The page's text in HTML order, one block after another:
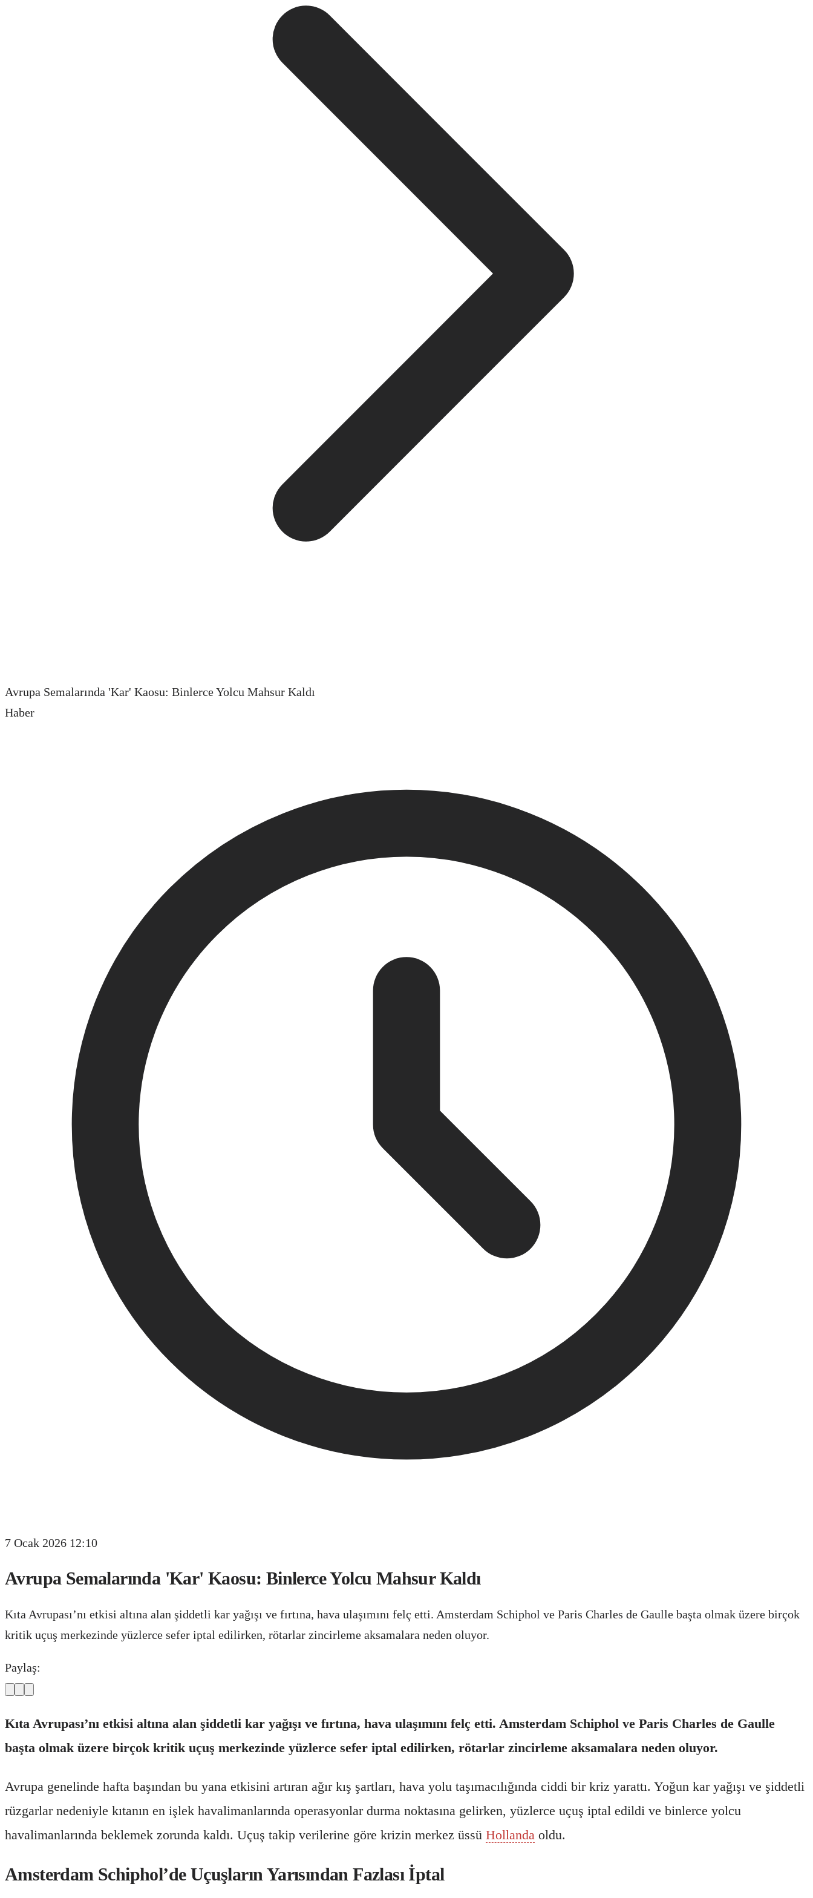
Avrupa Semalarında 'Kar' Kaosu: Binlerce Yolcu Mahsur Kaldı
Haber
7 Ocak 2026 12:10
Avrupa Semalarında 'Kar' Kaosu: Binlerce Yolcu Mahsur Kaldı
Kıta Avrupası’nı etkisi altına alan şiddetli kar yağışı ve fırtına, hava ulaşımını felç etti. Amsterdam Schiphol ve Paris Charles de Gaulle başta olmak üzere birçok
kritik uçuş merkezinde yüzlerce sefer iptal edilirken, rötarlar zincirleme aksamalara neden oluyor.
Paylaş:
Kıta Avrupası’nı etkisi altına alan şiddetli kar yağışı ve fırtına, hava ulaşımını felç etti. Amsterdam Schiphol ve Paris Charles de Gaulle
başta olmak üzere birçok kritik uçuş merkezinde yüzlerce sefer iptal edilirken, rötarlar zincirleme aksamalara neden oluyor.
Avrupa genelinde hafta başından bu yana etkisini artıran ağır kış şartları, hava yolu taşımacılığında ciddi bir kriz yarattı. Yoğun kar yağışı ve şiddetli
rüzgarlar nedeniyle kıtanın en işlek havalimanlarında operasyonlar durma noktasına gelirken, yüzlerce uçuş iptal edildi ve binlerce yolcu
havalimanlarında beklemek zorunda kaldı. Uçuş takip verilerine göre krizin merkez üssü Hollanda oldu.
Amsterdam Schiphol’de Uçuşların Yarısından Fazlası İptal